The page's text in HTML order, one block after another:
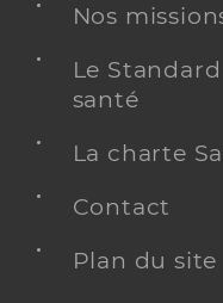
Nos
Le
santé
La charte
Contact
Plan du site